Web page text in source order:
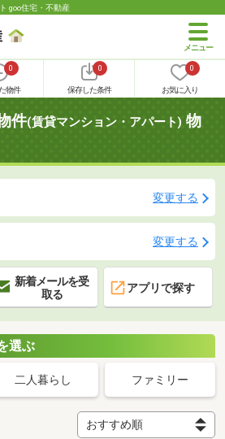
goo住宅・不動産
0
物件
0
保存した条件
0
お気に入り
件(賃貸マンション・アパート) 物
変更する
変更する
新着メールを受
取る
アプリで探す
選ぶ
二人暮らし ファミリー